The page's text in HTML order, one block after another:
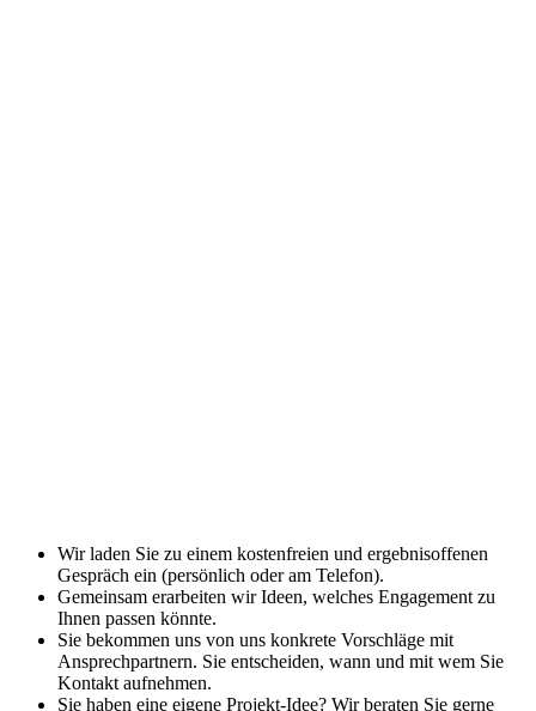
Wir laden Sie zu einem kostenfreien und ergebnisoffenen
Gespräch ein (persönlich oder am Telefon).
Gemeinsam erarbeiten wir Ideen, welches Engagement zu
Ihnen passen könnte.
Sie bekommen uns von uns konkrete Vorschläge mit
Ansprechpartnern. Sie entscheiden, wann und mit wem Sie
Kontakt aufnehmen.
Sie haben eine eigene Projekt-Idee? Wir beraten Sie gerne